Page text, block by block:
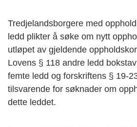
Tredjelandsborgere med
ledd plikter å søke om nytt
utløpet av gjeldende
Lovens § 118 andre ledd
femte ledd og forskriftens § 19-
tilsvarende for søknader om
dette leddet.